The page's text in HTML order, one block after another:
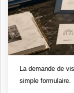
La demande de
simple formulaire.